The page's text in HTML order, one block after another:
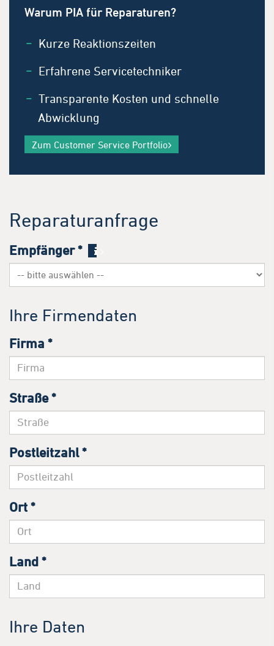
Warum PIA für Reparaturen?
Kurze Reaktionszeiten
Erfahrene Servicetechniker
Transparente Kosten und schnelle
Abwicklung
Zum Customer Service Portfolio
Reparaturanfrage
Empfänger*
Ihre Firmendaten
Firma *
Straße*
Postleitzahl*
Ort *
Land *
Ihre Daten